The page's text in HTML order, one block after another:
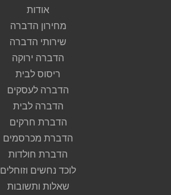
אודות
מחירון הדברה
שירותי הדברה
הדברה ירוקה
ריסוס לבית
הדברה לעסקים
הדברה לבית
הדברת חרקים
הדברת מכרסמים
הדברת חולדות
לוכד נחשים וזוחלים
שאלות ותשובות